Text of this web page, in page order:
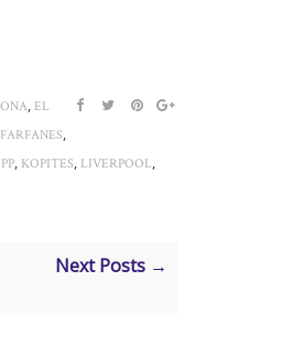
, EL
FARFANES,
, KOPITES, LIVERPOOL,
Next Posts →